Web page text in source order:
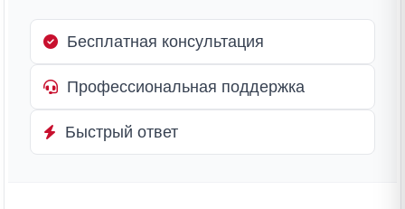
Бесплатная консультация
Профессиональная поддержка
Быстрый ответ